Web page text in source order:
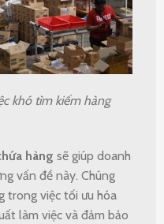
khó tìm kiếm hàng
hàng sẽ giúp doanh
vấn đề này. Chúng
trong việc tối ưu hóa
làm việc và đảm bảo